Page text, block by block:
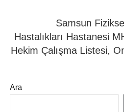
Samsun
Hastalıkları Hastanesi
Hekim Çalışma Listesi,
Ara